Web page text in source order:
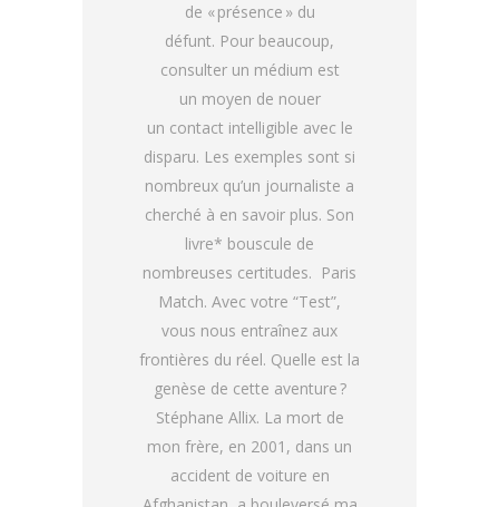
de « présence » du
défunt. Pour beaucoup,
consulter un médium est
un moyen de nouer
un contact intelligible avec le
disparu. Les exemples sont si
nombreux qu’un journaliste a
cherché à en savoir plus. Son
livre* bouscule de
nombreuses certitudes. Paris
Match. Avec votre “Test”,
vous nous entraînez aux
frontières du réel. Quelle est la
genèse de cette aventure ?
Stéphane Allix. La mort de
mon frère, en 2001, dans un
accident de voiture en